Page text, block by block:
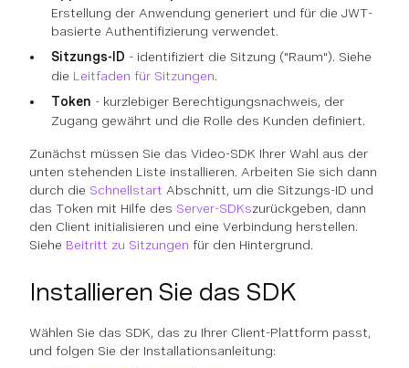
Erstellung der Anwendung generiert und für die JWT-
basierte Authentifizierung verwendet.
Sitzungs-ID - identifiziert die Sitzung ("Raum"). Siehe
die Leitfaden für Sitzungen.
Token - kurzlebiger Berechtigungsnachweis, der
Zugang gewährt und die Rolle des Kunden definiert.
Zunächst müssen Sie das Video-SDK Ihrer Wahl aus der
unten stehenden Liste installieren. Arbeiten Sie sich dann
durch die Schnellstart Abschnitt, um die Sitzungs-ID und
das Token mit Hilfe des Server-SDKszurückgeben, dann
den Client initialisieren und eine Verbindung herstellen.
Siehe Beitritt zu Sitzungen für den Hintergrund.
Installieren Sie das SDK
Wählen Sie das SDK, das zu Ihrer Client-Plattform passt,
und folgen Sie der Installationsanleitung: